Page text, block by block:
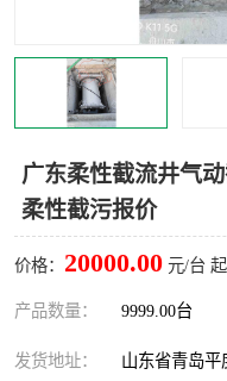
广东柔性截流井气
柔性截污报价
价格： 20000.00 元/台 起
产品数量： 9999.00台
发货地址： 山东省青岛平
水面垃圾清理装置
一体化泵闸
真空冲洗设备
水平自清洗格栅